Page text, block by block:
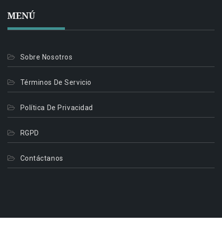
MENÚ
Sobre Nosotros
Términos De Servicio
Política De Privacidad
RGPD
Contáctanos